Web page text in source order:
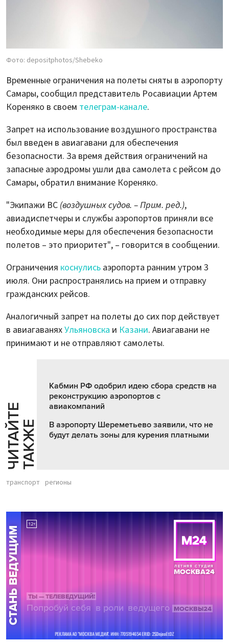
Фото: depositphotos/Shebeko
Временные ограничения на полеты сняты в аэропорту
Самары, сообщил представитель Росавиации Артем
Кореняко в своем телеграм-канале.
Запрет на использование воздушного пространства
был введен в авиагавани для обеспечения
безопасности. За время действия ограничений на
запасные аэродромы ушли два самолета с рейсом до
Самары, обратил внимание Кореняко.
"Экипажи ВС (воздушных судов. – Прим. ред.),
авиадиспетчеры и службы аэропортов приняли все
необходимые меры для обеспечения безопасности
полетов – это приоритет", – говорится в сообщении.
Ограничения коснулись аэропорта ранним утром 3
июля. Они распространялись на прием и отправку
гражданских рейсов.
Аналогичный запрет на полеты до сих пор действует
в авиагаваняхУльяновска и Казани. Авиагавани не
принимают и не отправляют самолеты.
Ч
И
Т
АЙ
Т
Е
Т
А
К
ЖЕ
Кабмин РФ одобрил идею сбора средств на
реконструкцию аэропортов с
авиакомпаний
В аэропорту Шереметьево заявили, что не
будут делать зоны для курения платными
транспорт регионы